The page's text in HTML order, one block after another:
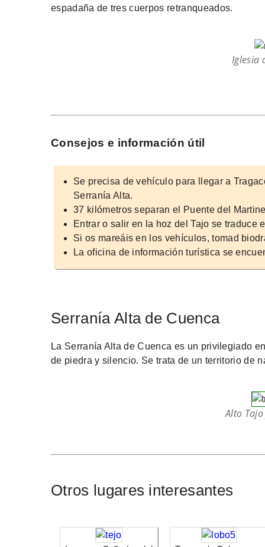
espadaña de tres cuerpos retranqueados.
Iglesia
Consejos e información útil
Se precisa de vehículo para llegar a
Serranía Alta.
37 kilómetros separan el Puente del
Entrar o salir en la hoz del Tajo se traduce
Si os mareáis en los vehículos, tomad
La oficina de información turística se
Serranía Alta de Cuenca
La Serranía Alta de Cuenca es un privilegiado
de piedra y silencio. Se trata de un territorio de
Alto
Otros lugares interesantes